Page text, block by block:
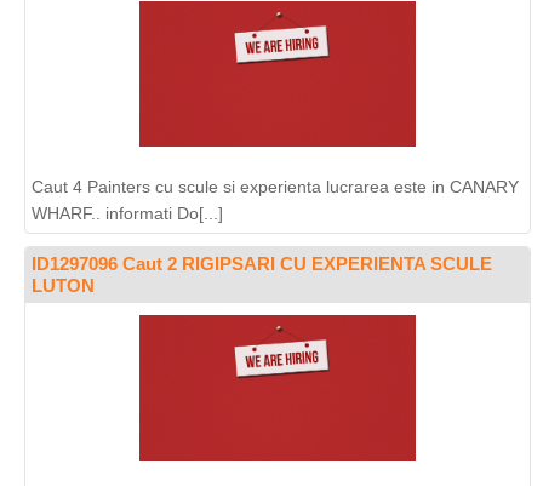
Caut 4 Painters cu scule si experienta lucrarea este in CANARY
WHARF.. informati Do[...]
ID1297096 Caut 2 RIGIPSARI CU EXPERIENTA SCULE
LUTON